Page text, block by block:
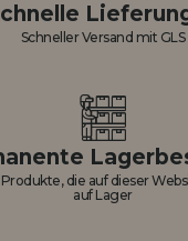
Schneller Versand mit GLS
die auf dieser
auf Lager